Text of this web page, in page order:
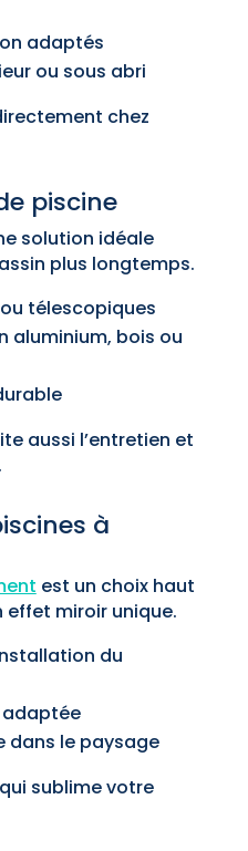
adaptés
ou sous abri
chez
piscine
solution idéale
plus longtemps.
télescopiques
aluminium, bois ou
aussi l’entretien et
à
est un choix haut
effet miroir unique.
du
dans le paysage
sublime votre